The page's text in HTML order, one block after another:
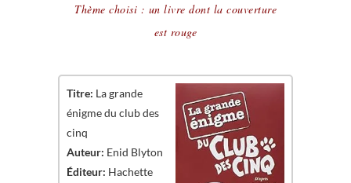
Thème choisi : un livre dont la couverture
est rouge
Titre: La grande
énigme du club des
cinq
Auteur: Enid Blyton
Éditeur: Hachette